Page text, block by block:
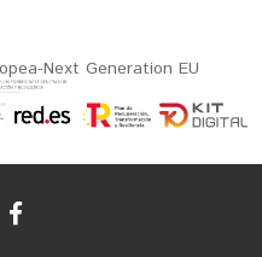
Next Generation EU